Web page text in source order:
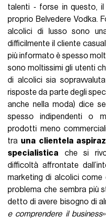
talenti - forse in questo,
proprio Belvedere Vodka.
alcolici di lusso sono
difficilmente il cliente
più informato è spesso
sono moltissimi gli utenti
di alcolici sia
risposte da parte degli
anche nella moda) dice
spesso indipendenti o
prodotti meno
tra una clientela
specialistica che si
difficoltà affrontate
marketing di alcolici come
problema che sembra più
detto di avere bisogno di
e comprendere il business